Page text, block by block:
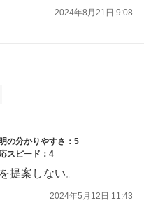
2024年8月21日 9:08
の分かりやすさ：5
スピード：4
提案しない。
2024年5月12日 11:43